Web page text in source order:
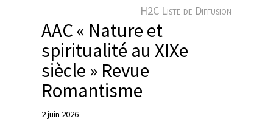
r
H2C Liste de Diffusion
AAC « Nature et
spiritualité au XIXe
siècle » Revue
Romantisme
2 juin 2026